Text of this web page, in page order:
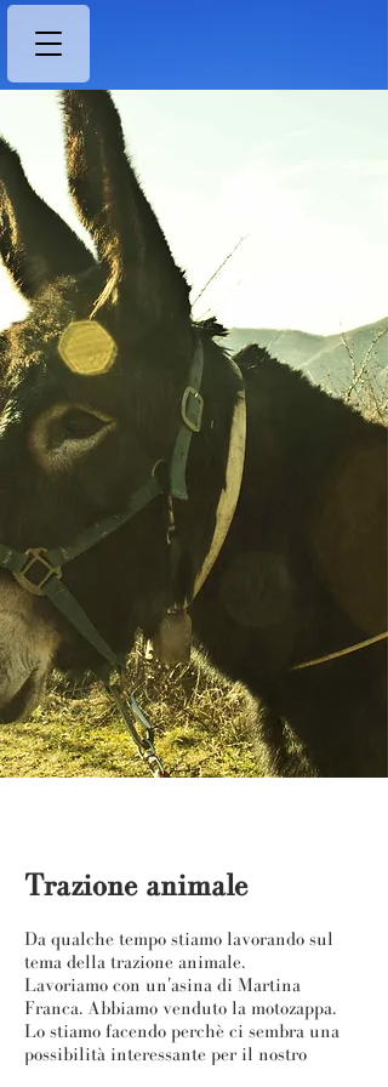
Trazione animale
Da qualche tempo stiamo lavorando sul
tema della trazione animale.
Lavoriamo con un'asina di Martina
Franca. Abbiamo venduto la motozappa.
Lo stiamo facendo perchè ci sembra una
possibilità interessante per il nostro